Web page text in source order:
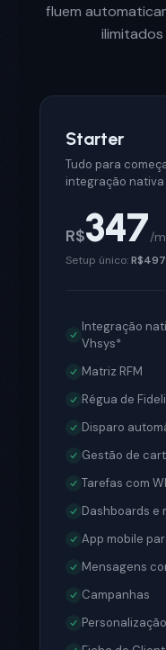
fluem
Starter
Tudo para
integração
R$347/
Setup único:R$497
Integração
Vhsys*
Matriz RFM
Régua de
Disparo
Gestão de
Tarefas com
Dashboards e
App mobile
Mensagens
Campanhas